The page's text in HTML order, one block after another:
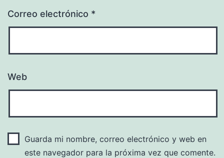
Correo electrónico *
Web
Guarda mi nombre, correo electrónico y web en
este navegador para la próxima vez que comente.